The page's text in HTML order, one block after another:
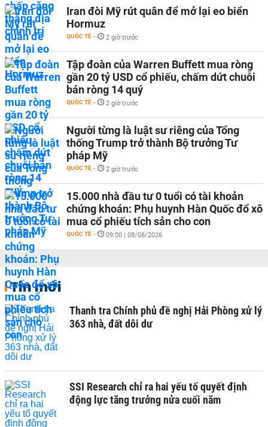
Iran đòi Mỹ rút quân để mở lại eo biển
Hormuz
QUỐC TẾ - 2 giờ trước
Tập đoàn của Warren Buffett mua ròng
gần 20 tỷ USD cổ phiếu, chấm dứt chuỗi
bán ròng 14 quý
QUỐC TẾ - 2 giờ trước
Người từng là luật sư riêng của Tổng
thống Trump trở thành Bộ trưởng Tư
pháp Mỹ
QUỐC TẾ - 2 giờ trước
15.000 nhà đầu tư 0 tuổi có tài khoản
chứng khoán: Phụ huynh Hàn Quốc đổ xô
mua cổ phiếu tích sản cho con
QUỐC TẾ - 09:00 | 08/08/2026
Tin mới
Thanh tra Chính phủ đề nghị Hải Phòng xử lý
363 nhà, đất dôi dư
SSI Research chỉ ra hai yếu tố quyết định
động lực tăng trưởng nửa cuối năm